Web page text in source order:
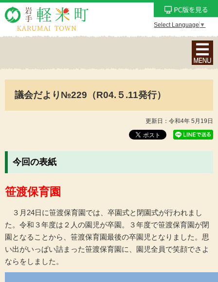
Select Language ▼
ナ
ビ
ン
メ
議会だより№229（R04.５.11発行）
更新日：令和4年 5月19日
今回の表紙
笹渡保育園
３月24日に笹渡保育園では、卒園式と閉園式が行われまし
た。令和３年度は２人の園児が卒園。３年度で笹渡保育園が閉
園となることから、笹渡保育園最後の卒園児となりました。思
い出がいっぱい詰まった笹渡保育園に、園児全員で笑顔でさよ
ならをしました。